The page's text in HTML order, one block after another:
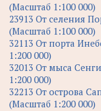
(Масштаб 1:100 000)
23913 От селения
(Масштаб 1:100 000)
32113 От порта
1:200 000)
32013 От мыса
1:200 000)
32213 От острова
(Масштаб 1:200 000)